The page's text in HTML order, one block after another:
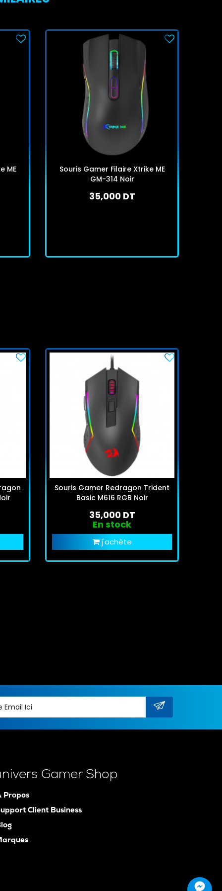
ME
Souris Gamer Filaire Xtrike ME
GM-314 Noir
35,000 DT
Souris Gamer Redragon Trident
Basic M616 RGB Noir
35,000 DT
En stock
j'achète
Gamer Shop
Propos
Client Business